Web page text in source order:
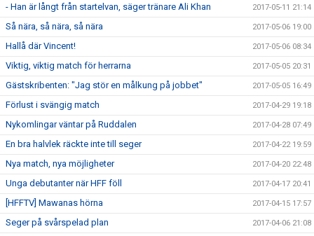
- Han är långt från startelvan, säger tränare Ali Khan 2017-05-11 21:14
Så nära, så nära, så nära 2017-05-06 19:00
Hallå där Vincent! 2017-05-06 08:34
Viktig, viktig match för herrarna 2017-05-05 20:31
Gästskribenten: "Jag stör en målkung på jobbet" 2017-05-05 16:49
Förlust i svängig match 2017-04-29 19:18
Nykomlingar väntar på Ruddalen 2017-04-28 07:49
En bra halvlek räckte inte till seger 2017-04-22 19:59
Nya match, nya möjligheter 2017-04-20 22:48
Unga debutanter när HFF föll 2017-04-17 20:41
[HFFTV] Mawanas hörna 2017-04-15 17:57
Seger på svårspelad plan 2017-04-06 21:08